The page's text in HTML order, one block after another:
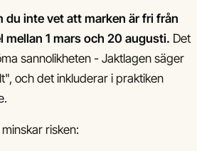
du inte vet att marken är fri från
mellan 1 mars och 20 augusti. Det
sannolikheten - Jaktlagen säger
och det inkluderar i praktiken
risken: